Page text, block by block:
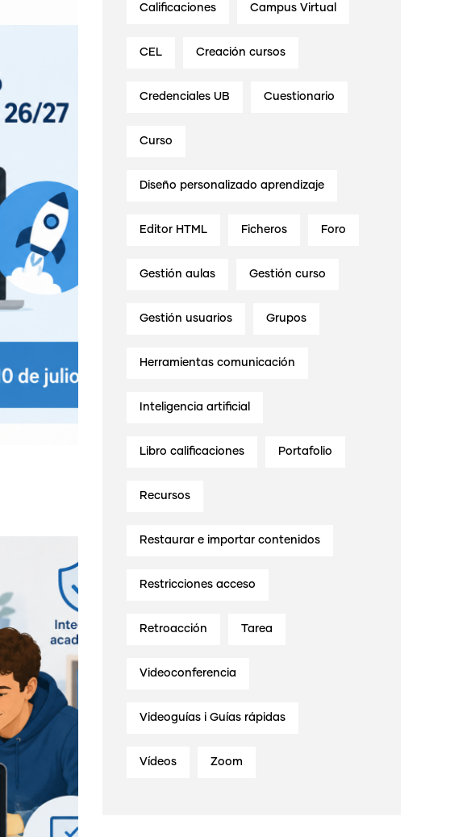
Calificaciones Campus Virtual
CEL Creación cursos
Credenciales UB Cuestionario
Curso
Diseño personalizado aprendizaje
Editor HTML Ficheros Foro
Gestión aulas Gestión curso
Gestión usuarios Grupos
Herramientas comunicación
Inteligencia artificial
Libro calificaciones Portafolio
Recursos
Restaurar e importar contenidos
Restricciones acceso
Retroacción Tarea
Videoconferencia
Videoguías i Guías rápidas
Vídeos Zoom